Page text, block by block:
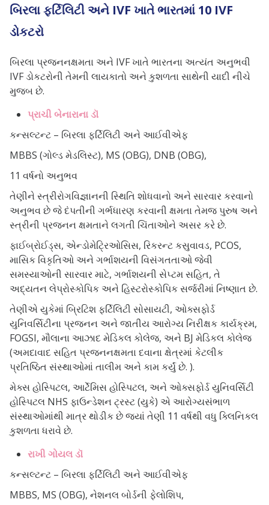
બિરલા ફર્ટિલિટી અને IVF ખાતે ભારતમાં 10 IVF
ડોકટરો
બિરલા પ્રજનનક્ષમતા અને IVF ખાતે ભારતના અત્યંત અનુભવી
IVF ડોકટરોની તેમની લાયકાતો અને કુશળતા સાથેની યાદી નીચે
મુજબ છે.
પ્રાચી બેનારાના ડૉ
કન્સલ્ટન્ટ – બિરલા ફર્ટિલિટી અને આઈવીએફ
MBBS (ગોલ્ડ મેડલિસ્ટ), MS (OBG), DNB (OBG),
11 વર્ષનો અનુભવ
તેણીને સ્ત્રીરોગવિજ્ઞાનની સ્થિતિ શોધવાનો અને સારવાર કરવાનો
અનુભવ છે જે દંપતીની ગર્ભધારણ કરવાની ક્ષમતા તેમજ પુરુષ અને
સ્ત્રીની પ્રજનન ક્ષમતાને લગતી ચિંતાઓને અસર કરે છે.
ફાઈબ્રોઈડ્સ, એન્ડોમેટ્રિઓસિસ, રિકરન્ટ કસુવાવડ, PCOS,
માસિક વિકૃતિઓ અને ગર્ભાશયની વિસંગતતાઓ જેવી
સમસ્યાઓની સારવાર માટે, ગર્ભાશયની સેપ્ટમ સહિત, તે
અદ્યતન લેપ્રોસ્કોપિક અને હિસ્ટરોસ્કોપિક સર્જરીમાં નિષ્ણાત છે.
તેણીએ યુકેમાં બ્રિટિશ ફર્ટિલિટી સોસાયટી, ઓક્સફોર્ડ
યુનિવર્સિટીના પ્રજનન અને જાતીય આરોગ્ય નિરીક્ષક કાર્યક્રમ,
FOGSI, મૌલાના આઝાદ મેડિકલ કોલેજ, અને BJ મેડિકલ કોલેજ
(અમદાવાદ સહિત પ્રજનનક્ષમતા દવાના ક્ષેત્રમાં કેટલીક
પ્રતિષ્ઠિત સંસ્થાઓમાં તાલીમ અને કામ કર્યું છે. ).
મેક્સ હોસ્પિટલ, આર્ટેમિસ હોસ્પિટલ, અને ઓક્સફોર્ડ યુનિવર્સિટી
હોસ્પિટલ NHS ફાઉન્ડેશન ટ્રસ્ટ (યુકે) એ આરોગ્યસંભાળ
સંસ્થાઓમાંથી માત્ર થોડીક છે જ્યાં તેણી 11 વર્ષથી વધુ ક્લિનિકલ
કુશળતા ધરાવે છે.
રાખી ગોયલ ડૉ
કન્સલ્ટન્ટ – બિરલા ફર્ટિલિટી અને આઈવીએફ
MBBS, MS (OBG), નેશનલ બોર્ડની ફેલોશિપ,